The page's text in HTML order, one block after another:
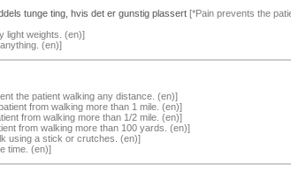
tunge ting, hvis det er gunstig plassert [*Pain prevents the
light weights. (en)]
(en)]
the patient walking any distance. (en)]
from walking more than 1 mile. (en)]
from walking more than 1/2 mile. (en)]
from walking more than 100 yards. (en)]
using a stick or crutches. (en)]
time. (en)]